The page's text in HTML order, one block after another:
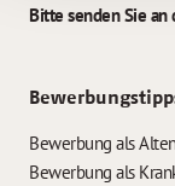
Bitte senden Sie
Bewerbung als
Bewerbung als